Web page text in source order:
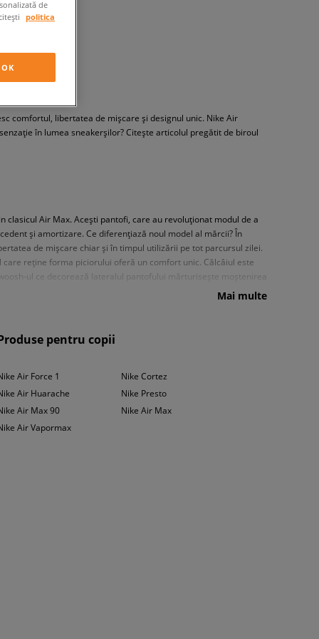
comfortul, libertatea de mișcare și designul unic. Nike Air
în lumea sneakerșilor? Citește articolul pregătit de biroul
Air Max. Acești pantofi, care au revoluționat modul de a
și amortizare. Ce diferențiază noul model al mărcii? În
de mișcare chiar și în timpul utilizării pe tot parcursul zilei.
reține forma piciorului oferă un comfort unic. Călcâiul este
ul ce decorează lateralul pantofului mărturisește moștenirea
îmbrăcămintea girly? Poți pariați pe o combinația de Nike
Mai multe
pentru copii
Air Force 1
Air Huarache
Air Max 90
Air Vapormax
Nike Cortez
Nike Presto
Nike Air Max
de
politica
OK